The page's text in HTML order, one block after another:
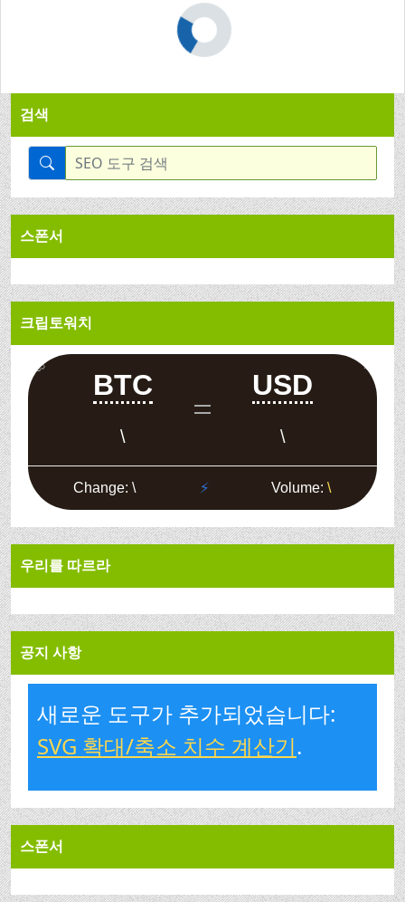
검색
스폰서
크립토워치
우리를 따르라
공지 사항
새로운 도구가 추가되었습니다:
SVG 확대/축소 치수 계산기.
스폰서